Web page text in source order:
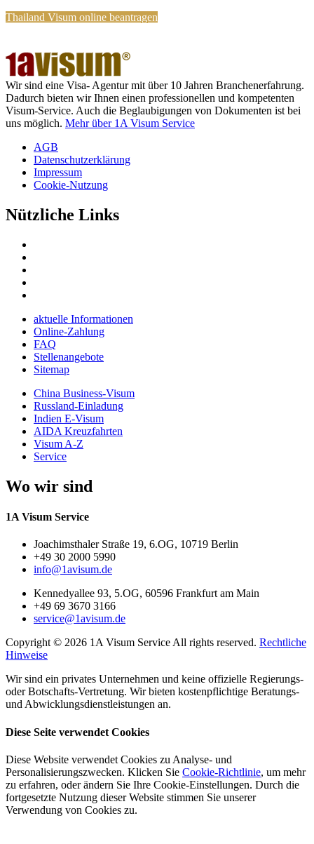
Thailand Visum online beantragen
Wir sind eine Visa- Agentur mit über 10 Jahren Branchenerfahrung.
Dadurch bieten wir Ihnen einen professionellen und kompetenten
Visum-Service. Auch die Beglaubigungen von Dokumenten ist bei
uns möglich. Mehr über 1A Visum Service
AGB
Datenschutzerklärung
Impressum
Cookie-Nutzung
Nützliche Links
aktuelle Informationen
Online-Zahlung
FAQ
Stellenangebote
Sitemap
China Business-Visum
Russland-Einladung
Indien E-Visum
AIDA Kreuzfahrten
Visum A-Z
Service
Wo wir sind
1A Visum Service
Joachimsthaler Straße 19, 6.OG, 10719 Berlin
+49 30 2000 5990
info@1avisum.de
Kennedyallee 93, 5.OG, 60596 Frankfurt am Main
+49 69 3670 3166
service@1avisum.de
Copyright © 2026 1A Visum Service All rights reserved. Rechtliche
Hinweise
Wir sind ein privates Unternehmen und keine offizielle Regierungs-
oder Botschafts-Vertretung. Wir bieten kostenpflichtige Beratungs-
und Abwicklungsdienstleistungen an.
Diese Seite verwendet Cookies
Diese Website verwendet Cookies zu Analyse- und
Personalisierungszwecken. Klicken Sie Cookie-Richtlinie, um mehr
zu erfahren, oder ändern Sie Ihre Cookie-Einstellungen. Durch die
fortgesetzte Nutzung dieser Website stimmen Sie unserer
Verwendung von Cookies zu.